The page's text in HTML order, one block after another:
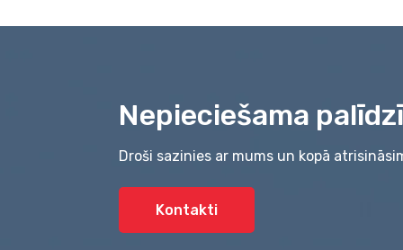
Nepieciešama
Droši sazinies ar mums un kopā
Kontakti